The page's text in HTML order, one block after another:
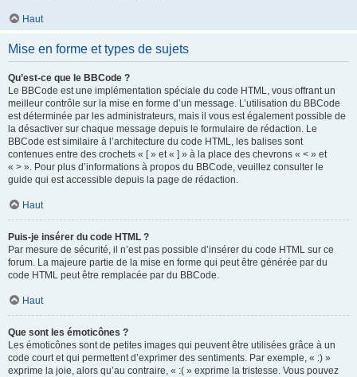
Haut
Mise en forme et types de sujets
Qu’est-ce que le BBCode ?
Le BBCode est une implémentation spéciale du code HTML, vous offrant un
meilleur contrôle sur la mise en forme d’un message. L’utilisation du BBCode
est déterminée par les administrateurs, mais il vous est également possible de
la désactiver sur chaque message depuis le formulaire de rédaction. Le
BBCode est similaire à l’architecture du code HTML, les balises sont
contenues entre des crochets « [ » et « ] » à la place des chevrons « < » et
« > ». Pour plus d’informations à propos du BBCode, veuillez consulter le
guide qui est accessible depuis la page de rédaction.
Haut
Puis-je insérer du code HTML ?
Par mesure de sécurité, il n’est pas possible d’insérer du code HTML sur ce
forum. La majeure partie de la mise en forme qui peut être générée par du
code HTML peut être remplacée par du BBCode.
Haut
Que sont les émoticônes ?
Les émoticônes sont de petites images qui peuvent être utilisées grâce à un
code court et qui permettent d’exprimer des sentiments. Par exemple, « :) »
exprime la joie, alors qu’au contraire, « :( » exprime la tristesse. Vous pouvez